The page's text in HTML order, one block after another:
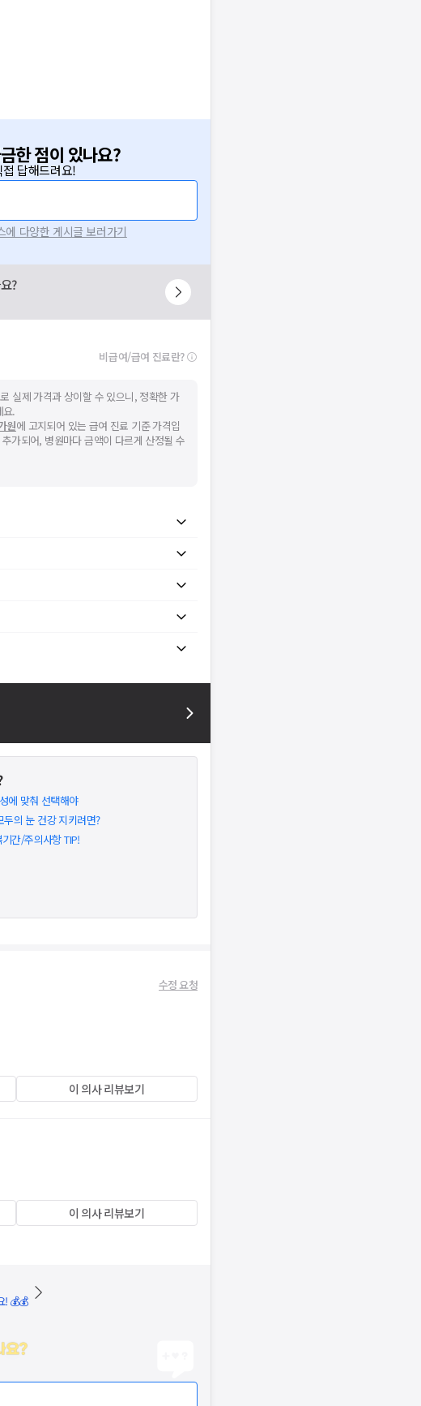
한 점이 있나요?
접 답해드려요!
에 다양한 게시글 보러가기
?
비급여/급여 진료란?
실제 가격과 상이할 수 있으니, 정확한 가
요.
원에 고지되어 있는 급여 진료 기준 가격입
가되어, 병원마다 금액이 다르게 산정될 수
에 맞춰 선택해야
의 눈 건강 지키려면?
간/주의사항 TIP!
수정 요청
이 의사 리뷰보기
이 의사 리뷰보기
! 💰💰
요?